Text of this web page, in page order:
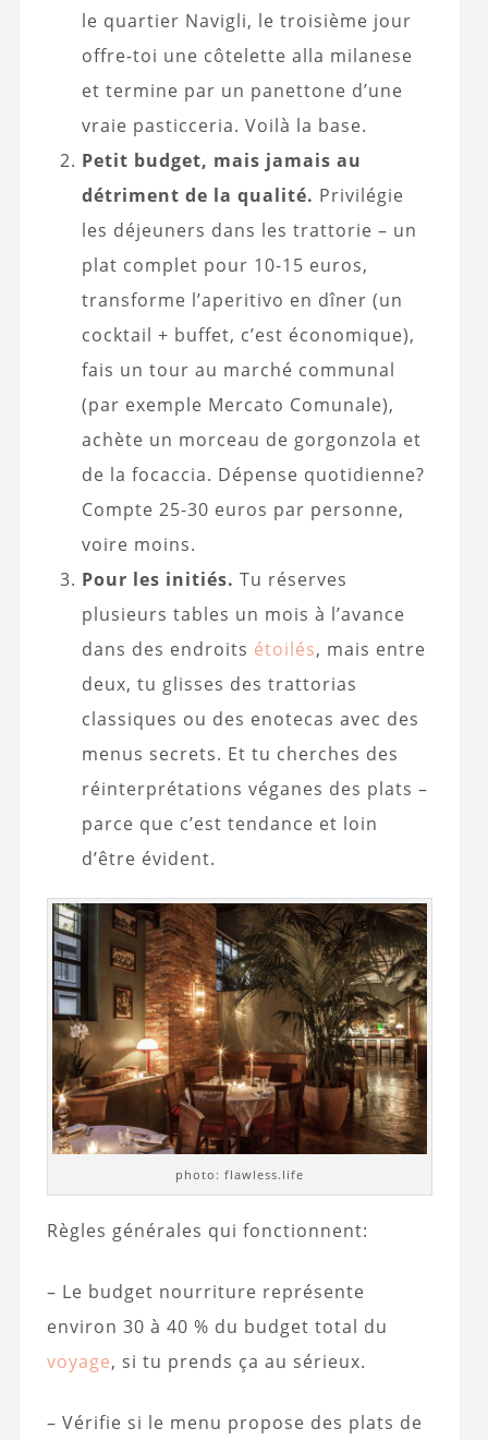
le quartier Navigli, le troisième jour
offre-toi une côtelette alla milanese
et termine par un panettone d’une
vraie pasticceria. Voilà la base.
Petit budget, mais jamais au
détriment de la qualité. Privilégie
les déjeuners dans les trattorie – un
plat complet pour 10-15 euros,
transforme l’aperitivo en dîner (un
cocktail + buffet, c’est économique),
fais un tour au marché communal
(par exemple Mercato Comunale),
achète un morceau de gorgonzola et
de la focaccia. Dépense quotidienne?
Compte 25-30 euros par personne,
voire moins.
Pour les initiés. Tu réserves
plusieurs tables un mois à l’avance
dans des endroits étoilés, mais entre
deux, tu glisses des trattorias
classiques ou des enotecas avec des
menus secrets. Et tu cherches des
réinterprétations véganes des plats –
parce que c’est tendance et loin
d’être évident.
photo: flawless.life
Règles générales qui fonctionnent:
– Le budget nourriture représente
environ 30 à 40 % du budget total du
voyage, si tu prends ça au sérieux.
– Vérifie si le menu propose des plats de